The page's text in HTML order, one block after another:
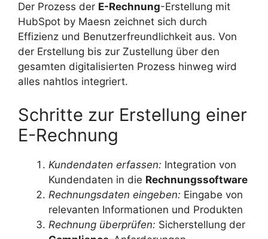
Der Prozess der E-Rechnung-Erstellung mit
HubSpot by Maesn zeichnet sich durch
Effizienz und Benutzerfreundlichkeit aus. Von
der Erstellung bis zur Zustellung über den
gesamten digitalisierten Prozess hinweg wird
alles nahtlos integriert.
Schritte zur Erstellung einer
E-Rechnung
Kundendaten erfassen: Integration von
Kundendaten in die Rechnungssoftware
Rechnungsdaten eingeben: Eingabe von
relevanten Informationen und Produkten
Rechnung überprüfen: Sicherstellung der